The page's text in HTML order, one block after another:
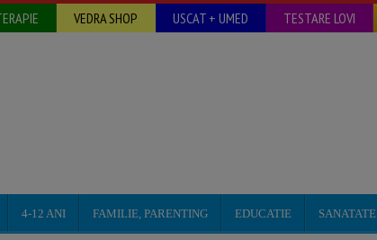
VEDRA SHOP USCAT + UMED TESTARE LOVI
4-12 ANI FAMILIE, PARENTING EDUCATIE SANATATE